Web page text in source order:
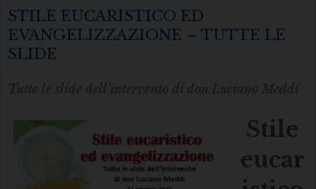
STILE EUCARISTICO ED
EVANGELIZZAZIONE – TUTTE LE
SLIDE
Tutte le slide dell'intervento di don Luciano Meddi
Stile
eucar